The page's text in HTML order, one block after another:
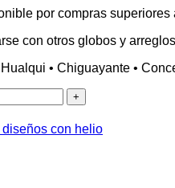
por compras
con otros globos y
• Chiguayante •
con helio